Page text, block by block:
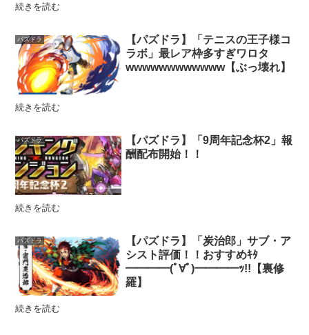
続きを読む
パズドラ
【パズドラ】「テニスの王子様コ
ラボ」最レア枠多すぎワロタ
wwwwwwwwwwww【ぶっ壊れ】
続きを読む
パズドラ
【パズドラ】「9周年記念杯2」報
酬配布開始！！
続きを読む
パズドラ
【パズドラ】「炭治郎」サブ・ア
シスト評価！！おすすめｷﾀ
━━━━(ﾟ∀ﾟ)━━━━ｯ!!【裏修
羅】
続きを読む